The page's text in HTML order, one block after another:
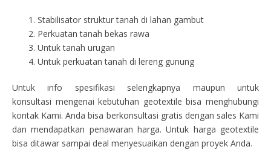
Stabilisator struktur tanah di lahan gambut
Perkuatan tanah bekas rawa
Untuk tanah urugan
Untuk perkuatan tanah di lereng gunung
Untuk info spesifikasi selengkapnya maupun untuk
konsultasi mengenai kebutuhan geotextile bisa menghubungi
kontak Kami. Anda bisa berkonsultasi gratis dengan sales Kami
dan mendapatkan penawaran harga. Untuk harga geotextile
bisa ditawar sampai deal menyesuaikan dengan proyek Anda.